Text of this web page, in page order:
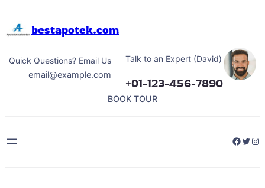
bestapotek.com
Quick Questions? Email Us
email@example.com
Talk to an Expert (David)
+01-123-456-7890
BOOK TOUR